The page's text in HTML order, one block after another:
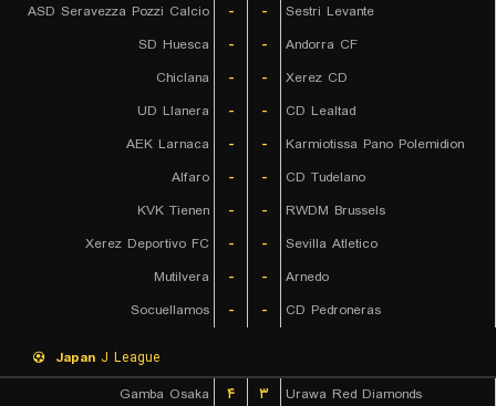
ASD Seravezza Pozzi Calcio
- -
Sestri Levante
SD Huesca
- -
Andorra CF
Chiclana
- -
Xerez CD
UD Llanera
- -
CD Lealtad
AEK Larnaca
- -
Karmiotissa Pano Polemidion
Alfaro
- -
CD Tudelano
KVK Tienen
- -
RWDM Brussels
Xerez Deportivo FC
- -
Sevilla Atletico
Mutilvera
- -
Arnedo
Socuellamos
- - CD Pedroneras
Japan J League
Gamba Osaka
۴ ۳
Urawa Red Diamonds